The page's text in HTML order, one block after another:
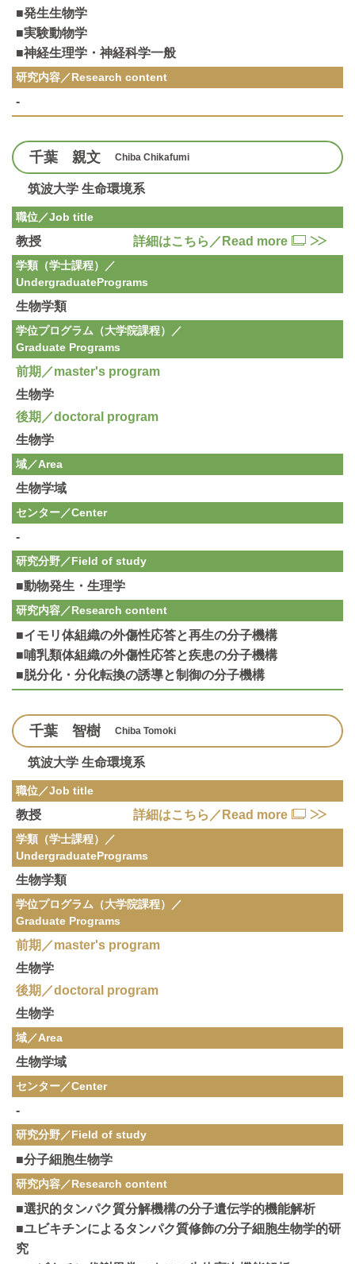
■発生生物学
■実験動物学
■神経生理学・神経科学一般
研究内容／Research content
-
千葉 親文 Chiba Chikafumi
筑波大学 生命環境系
職位／Job title
教授 詳細はこちら／Read more
学類（学士課程）／
UndergraduatePrograms
生物学類
学位プログラム（大学院課程）／
Graduate Programs
前期／master's program
生物学
後期／doctoral program
生物学
域／Area
生物学域
センター／Center
-
研究分野／Field of study
■動物発生・生理学
研究内容／Research content
■イモリ体組織の外傷性応答と再生の分子機構
■哺乳類体組織の外傷性応答と疾患の分子機構
■脱分化・分化転換の誘導と制御の分子機構
千葉 智樹 Chiba Tomoki
筑波大学 生命環境系
職位／Job title
教授 詳細はこちら／Read more
学類（学士課程）／
UndergraduatePrograms
生物学類
学位プログラム（大学院課程）／
Graduate Programs
前期／master's program
生物学
後期／doctoral program
生物学
域／Area
生物学域
センター／Center
-
研究分野／Field of study
■分子細胞生物学
研究内容／Research content
■選択的タンパク質分解機構の分子遺伝学的機能解析
■ユビキチンによるタンパク質修飾の分子細胞生物学的研
究